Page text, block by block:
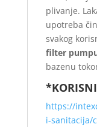
plivanje.
upotreba
svakog
filter
bazenu
https://
i-sanitacija/